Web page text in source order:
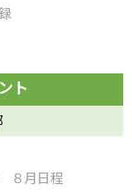
８月日程